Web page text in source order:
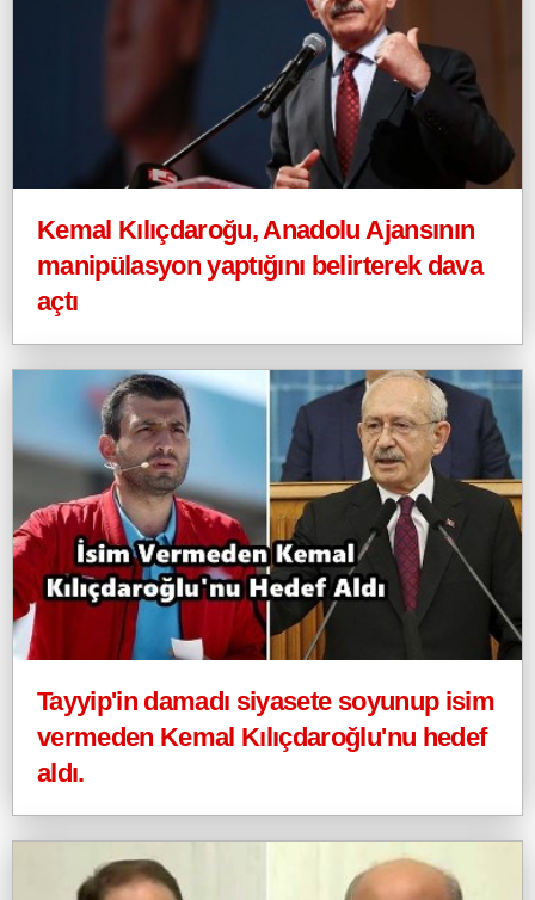
Kemal Kılıçdaroğu, Anadolu Ajansının
manipülasyon yaptığını belirterek dava
açtı
Tayyip'in damadı siyasete soyunup isim
vermeden Kemal Kılıçdaroğlu'nu hedef
aldı.